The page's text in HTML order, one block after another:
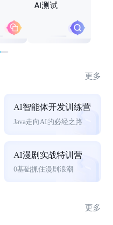
AI测试
更多
AI智能体开发训练营
Java走向AI的必经之路
AI漫剧实战特训营
0基础抓住漫剧浪潮
更多